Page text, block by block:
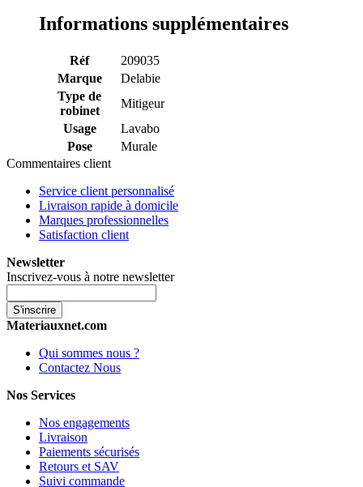
Informations supplémentaires
Réf
209035
Marque
Delabie
Type de
robinet
Mitigeur
Usage
Lavabo
Pose
Murale
Commentaires client
Service client personnalisé
Livraison rapide à domicile
Marques professionnelles
Satisfaction client
Newsletter
Inscrivez-vous à notre newsletter
S'inscrire
Materiauxnet.com
Qui sommes nous ?
Contactez Nous
Nos Services
Nos engagements
Livraison
Paiements sécurisés
Retours et SAV
Suivi commande